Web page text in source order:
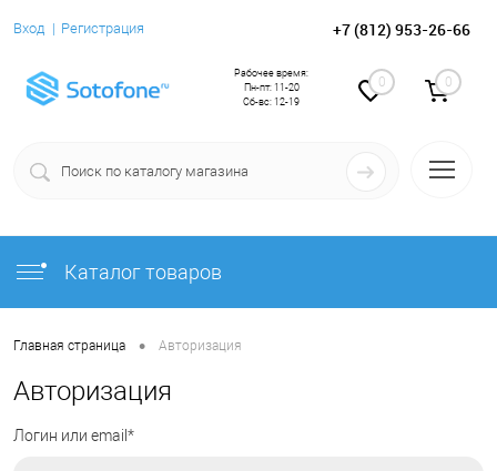
Вход Регистрация +7 (812) 953-26-66
0 0
Рабочее время:
Пн-пт: 11-20
Сб-вс: 12-19
Каталог товаров
Главная страница • Авторизация
Авторизация
Логин или email*